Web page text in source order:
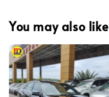
You may also like